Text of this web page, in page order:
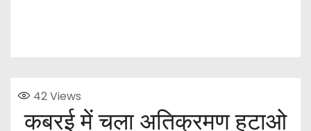
42Views
कबरई में चला अतिक्रमण हटाओ